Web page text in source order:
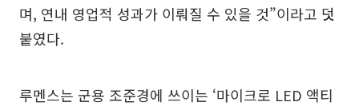
며, 연내 영업적 성과가 이뤄질 수 있을 것”이라고 덧
붙였다.
루멘스는 군용 조준경에 쓰이는 ‘마이크로 LED 액티